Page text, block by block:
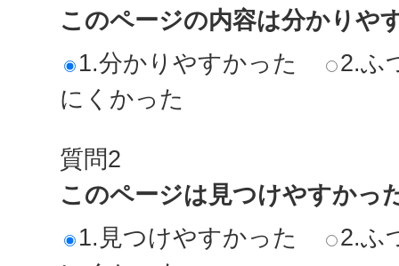
このページの内容は分かりや
1.分かりやすかった
2.ふ
にくかった
質問2
このページは見つけやすかっ
1.見つけやすかった
2.ふ